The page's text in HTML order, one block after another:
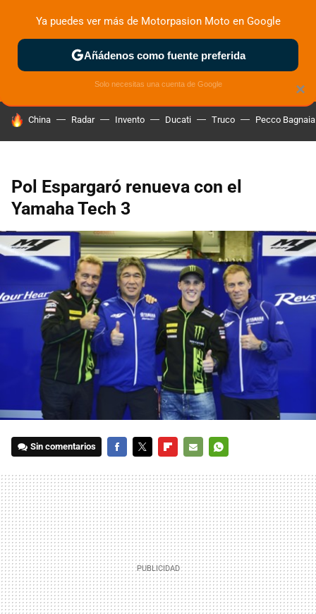
ZONA DE PRUEBAS DEPORTIVAS MOTOS ELÉCTRICAS
HOY SE HABLA DE
China Radar Invento Ducati Truco Pecco Bagnaia
Pol Espargaró renueva con el
Yamaha Tech 3
Sin comentarios
MAIL
×
Ya puedes ver más de Motorpasion Moto en Google
Añádenos como fuente preferida
Solo necesitas una cuenta de Google